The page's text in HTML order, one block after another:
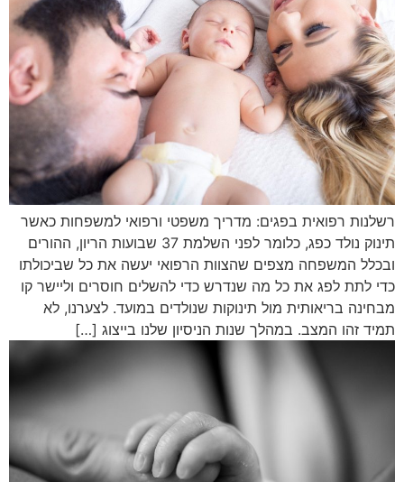
רשלנות רפואית בפגים: מדריך משפטי ורפואי למשפחות כאשר
תינוק נולד כפג, כלומר לפני השלמת 37 שבועות הריון, ההורים
ובכלל המשפחה מצפים שהצוות הרפואי יעשה את כל שביכולתו
כדי לתת לפג את כל מה שנדרש כדי להשלים חוסרים וליישר קו
מבחינה בריאותית מול תינוקות שנולדים במועד. לצערנו, לא
תמיד זהו המצב. במהלך שנות הניסיון שלנו בייצוג […]